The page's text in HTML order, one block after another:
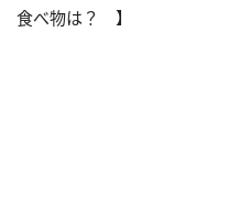
食べ物は？ 】